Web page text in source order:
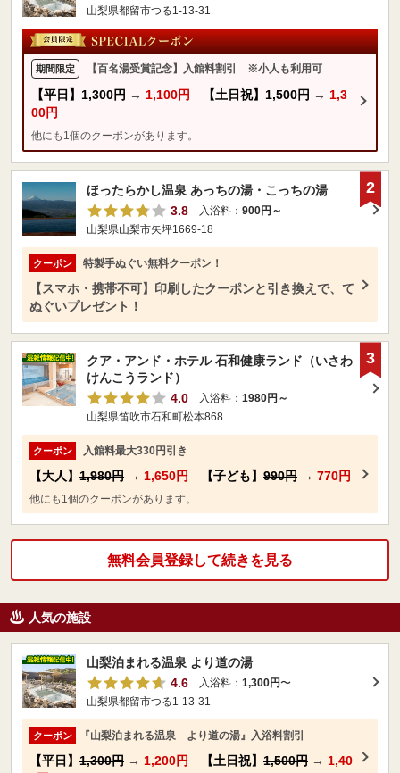
山梨県都留市つる1-13-31
期間限定 【百名湯受賞記念】入館料割引 ※小人も利用可
【平日】 1,300円 → 1,100円 【土日祝】 1,500円 → 1,3
00円
他にも1個のクーポンがあります。
ほったらかし温泉 あっちの湯・こっちの湯
3.8
入浴料： 900円～
山梨県山梨市矢坪1669-18
クーポン 特製手ぬぐい無料クーポン！
【スマホ・携帯不可】印刷したクーポンと引き換えで、て
ぬぐいプレゼント！
2
クア・アンド・ホテル 石和健康ランド（いさわ
けんこうランド）
4.0
入浴料： 1980円～
山梨県笛吹市石和町松本868
クーポン 入館料最大330円引き
【大人】 1,980円 → 1,650円 【子ども】 990円 → 770円
他にも1個のクーポンがあります。
3
無料会員登録して続きを見る
人気の施設
山梨泊まれる温泉 より道の湯
4.6
入浴料： 1,300円〜
山梨県都留市つる1-13-31
クーポン 『山梨泊まれる温泉 より道の湯』入浴料割引
【平日】 1,300円 → 1,200円 【土日祝】 1,500円 → 1,40